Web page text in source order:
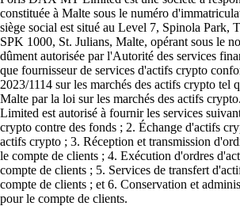
constituée à Malte sous le numéro
siège social est situé au Level 7, Spinola
SPK 1000, St. Julians, Malte, opérant sous le
dûment autorisée par l'Autorité des services
que fournisseur de services d'actifs crypto
2023/1114 sur les marchés des actifs crypto tel
Malte par la loi sur les marchés des actifs
Limited est autorisé à fournir les services
crypto contre des fonds ; 2. Échange d'actifs
actifs crypto ; 3. Réception et transmission
le compte de clients ; 4. Exécution d'ordres
compte de clients ; 5. Services de transfert
compte de clients ; et 6. Conservation et
pour le compte de clients.